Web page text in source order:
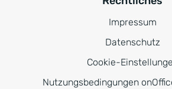
Impressum
Datenschutz
Cookie-
Nutzungsbedingungen